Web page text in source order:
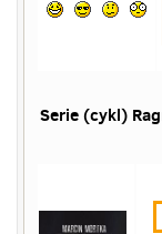
Serie (cykl)